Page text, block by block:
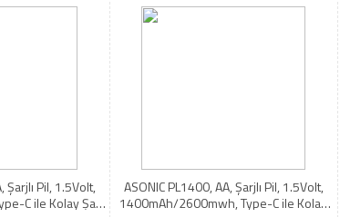
Şarjlı Pil, 1.5Volt,
C ile Kolay Şarj,
ASONIC PL1400, AA, Şarjlı Pil, 1.5Volt,
1400mAh/2600mwh, Type-C ile Kolay